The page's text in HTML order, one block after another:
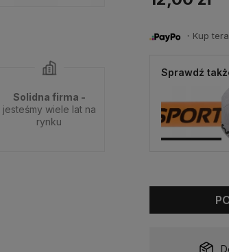
Solidna firma -
jesteśmy wiele lat na
rynku
・Kup
Sprawdź